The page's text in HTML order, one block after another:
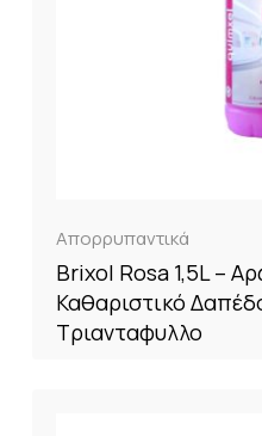
Απορρυπαντικά
Brixol Rosa 1,5L –
Καθαριστικό
Τριανταφυλλο